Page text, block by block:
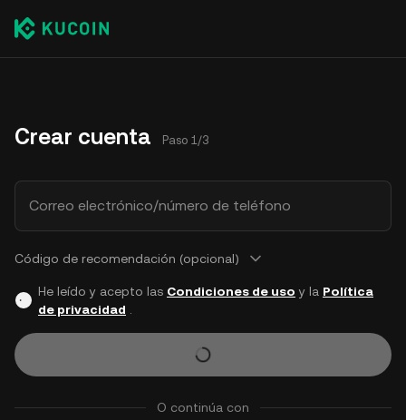
Crear cuenta Paso 1/3
Correo electrónico/número de teléfono
Código de recomendación (opcional)
He leído y acepto las Condiciones de uso y la Política
de privacidad
O continúa con